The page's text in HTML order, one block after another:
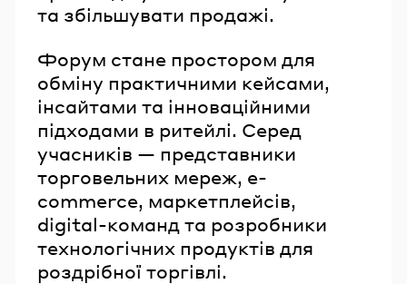
та збільшувати продажі.
Форум стане простором для
обміну практичними кейсами,
інсайтами та інноваційними
підходами в ритейлі. Серед
учасників — представники
торговельних мереж, e-
commerce, маркетплейсів,
digital-команд та розробники
технологічних продуктів для
роздрібної торгівлі.